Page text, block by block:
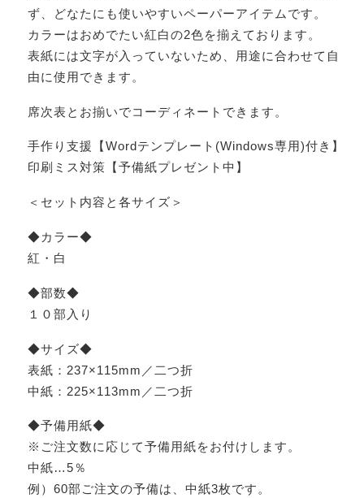
ず、どなたにも使いやすいペーパーアイテムです。
カラーはおめでたい紅白の2色を揃えております。
表紙には文字が入っていないため、用途に合わせて自
由に使用できます。
席次表とお揃いでコーディネートできます。
手作り支援【Wordテンプレート(Windows専用)付き】
印刷ミス対策【予備紙プレゼント中】
＜セット内容と各サイズ＞
◆カラー◆
紅・白
◆部数◆
１０部入り
◆サイズ◆
表紙：237×115mm／二つ折
中紙：225×113mm／二つ折
◆予備用紙◆
※ご注文数に応じて予備用紙をお付けします。
中紙…5％
例）60部ご注文の予備は、中紙3枚です。